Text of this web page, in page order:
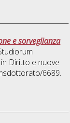
e sorveglianza
Diritto e nuove
6689.